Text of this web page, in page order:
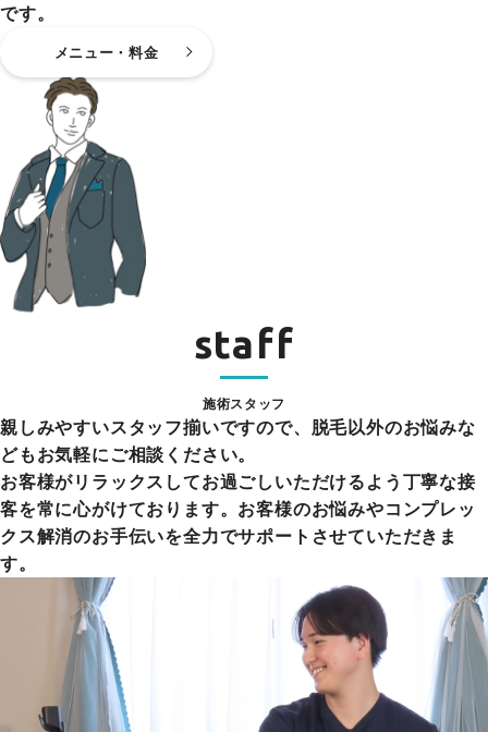
です。
メニュー・料金
staff
施術スタッフ
親しみやすいスタッフ揃いですので、脱毛以外のお悩みな
どもお気軽にご相談ください。
お客様がリラックスしてお過ごしいただけるよう丁寧な接
客を常に心がけております。お客様のお悩みやコンプレッ
クス解消のお手伝いを全力でサポートさせていただきま
す。